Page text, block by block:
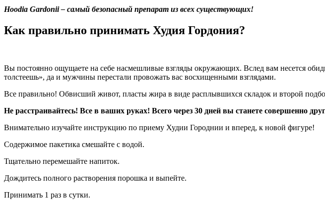
Hoodia Gardonii – самый безопасный препарат из всех существующих!
Как правильно принимать Худия Гордония?
Вы постоянно ощущаете на себе насмешливые взгляды окружающих. Вслед вам несется
толстеешь», да и мужчины перестали провожать вас восхищенными взглядами.
Все правильно! Обвисший живот, пласты жира в виде расплывшихся складок и второй
Не расстраивайтесь! Все в ваших руках! Всего через 30 дней вы станете совершенно
Внимательно изучайте инструкцию по приему Худии Городнии и вперед, к новой фигуре!
Содержимое пакетика смешайте с водой.
Тщательно перемешайте напиток.
Дождитесь полного растворения порошка и выпейте.
Принимать 1 раз в сутки.